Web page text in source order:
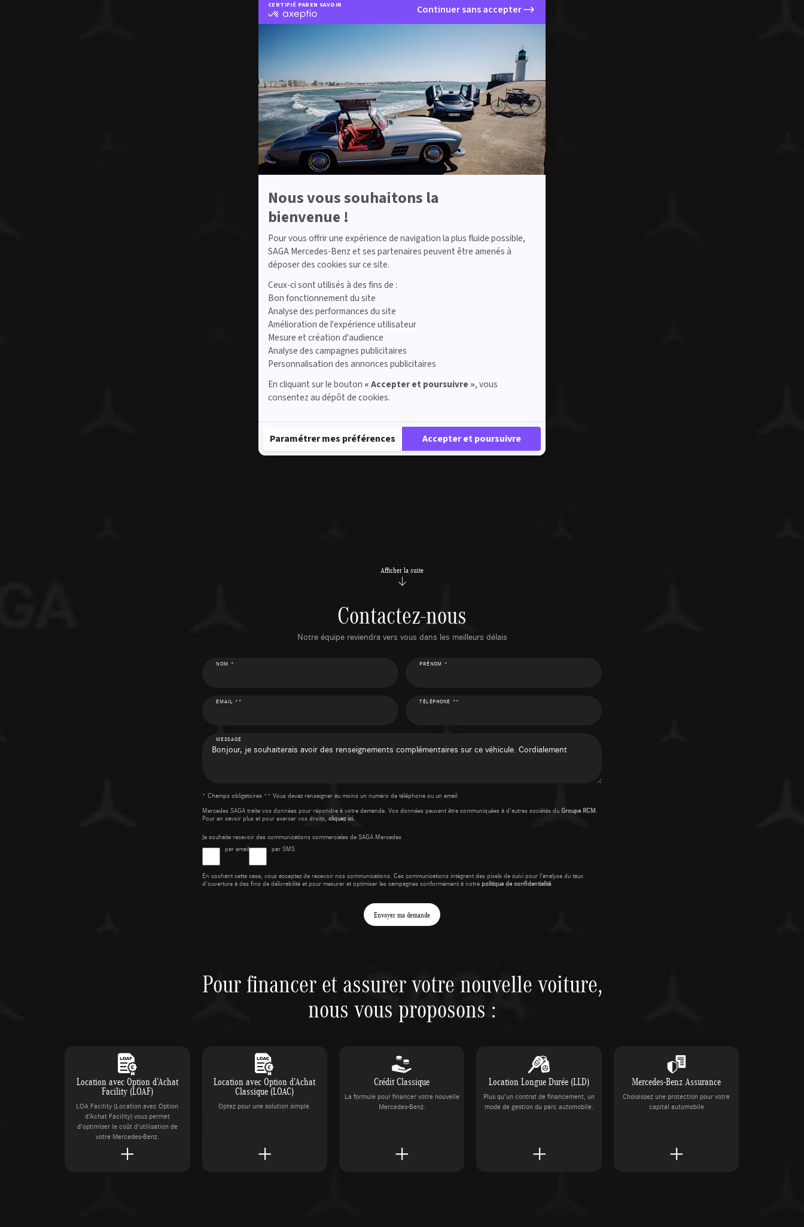
CERTIFIÉ PAR EN SAVOIR PLUS SUR
certifié
sur
Axeptio
Continuer sans accepter
Nous vous souhaitons la
bienvenue !
Pour vous offrir une expérience de navigation la plus fluide possible,
SAGA Mercedes-Benz et ses partenaires peuvent être amenés à
déposer des cookies sur ce site.
Ceux-ci sont utilisés à des fins de :
Bon fonctionnement du site
Analyse des performances du site
Amélioration de l'expérience utilisateur
Mesure et création d'audience
Analyse des campagnes publicitaires
Personnalisation des annonces publicitaires
En cliquant sur le bouton « Accepter et poursuivre », vous
consentez au dépôt de cookies.
Paramétrer mes préférences Accepter et poursuivre
Afficher la suite
Contactez-nous
Notre équipe reviendra vers vous dans les meilleurs délais
NOM * PRÉNOM *
EMAIL ** TÉLÉPHONE **
MESSAGE
* Champs obligatoires ** Vous devez renseigner au moins un numéro de téléphone ou un email
Mercedes SAGA traite vos données pour répondre à votre demande. Vos données peuvent être communiquées à d’autres sociétés du Groupe RCM.
Pour en savoir plus et pour exercer vos droits, cliquez ici.
Je souhaite recevoir des communications commerciales de SAGA Mercedes
par email
par SMS
En cochant cette case, vous acceptez de recevoir nos communications. Ces communications intègrent des pixels de suivi pour l'analyse du taux
d'ouverture à des fins de délivrabilité et pour mesurer et optimiser les campagnes conformément à notre politique de confidentialité.
Envoyer ma demande
Pour financer et assurer votre nouvelle voiture,
nous vous proposons :
Location avec Option d’Achat
Facility (LOAF)
LOA Facility (Location avec Option
d’Achat Facility) vous permet
d’optimiser le coût d'utilisation de
votre Mercedes-Benz.
Location avec Option d’Achat
Classique (LOAC)
Optez pour une solution simple.
Crédit Classique
La formule pour financer votre nouvelle
Mercedes-Benz.
Location Longue Durée (LLD)
Plus qu’un contrat de financement, un
mode de gestion du parc automobile.
Mercedes-Benz Assurance
Choisissez une protection pour votre
capital automobile